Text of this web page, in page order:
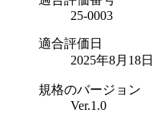
25-0003
適合評価日
2025年8⽉18⽇
規格のバージョン
Ver.1.0